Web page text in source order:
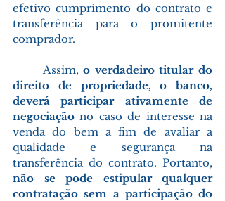
efetivo cumprimento do contrato e
transferência para o promitente
comprador.
Assim, o verdadeiro titular do
direito de propriedade, o banco,
deverá participar ativamente de
negociação no caso de interesse na
venda do bem a fim de avaliar a
qualidade e segurança na
não se pode estipular qualquer
contratação sem a participação do